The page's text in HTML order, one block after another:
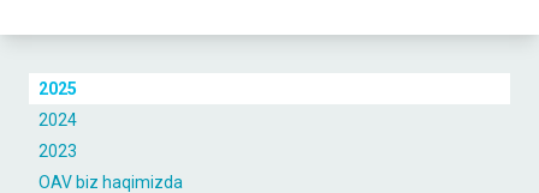
2025
2024
2023
OAV biz haqimizda